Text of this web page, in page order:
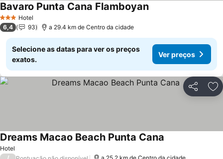
3 EstrelasHotel
Bavaro Punta Cana Flamboyan
6,4 93 a 29.4 km de Centro da cidade
Selecione as datas para ver os preços
exatos.
Ver preços
Partilhar
Hotel
Dreams Macao Beach Punta Cana